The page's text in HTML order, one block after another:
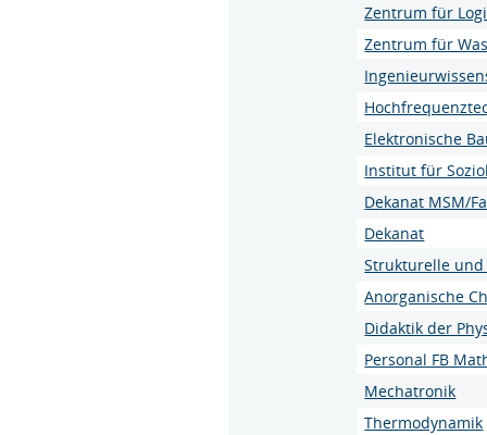
Zentrum für
Zentrum für
Elektronische
Institut für
Dekanat MSM/
Dekanat
Strukturelle
Anorganische
Didaktik der
Personal FB
Mechatronik
Thermodynamik